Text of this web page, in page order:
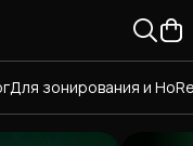
Для зонирования и